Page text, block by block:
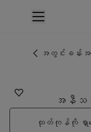
အတွင်းပိုင်းဆေးသုတ်ခြင်
အိမ်အပြင်သုတ်ဆေးအမျိုးအ
အရောင်များ
Interior Paint
အတွင်းခန်းအရ
အနီသန်
ထုတ်ကုန်ကို ရှာဖွ